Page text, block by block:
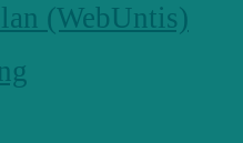
(WebUntis)